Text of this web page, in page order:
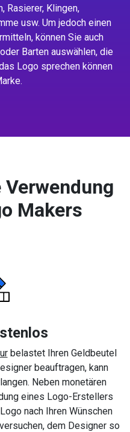
Rasierer, Klingen,
usw. Um jedoch einen
können Sie auch
Barten auswählen, die
Logo sprechen können
Makers
belastet Ihren Geldbeutel
beauftragen, kann
Neben monetären
eines Logo-Erstellers
nach Ihren Wünschen
dem Designer so